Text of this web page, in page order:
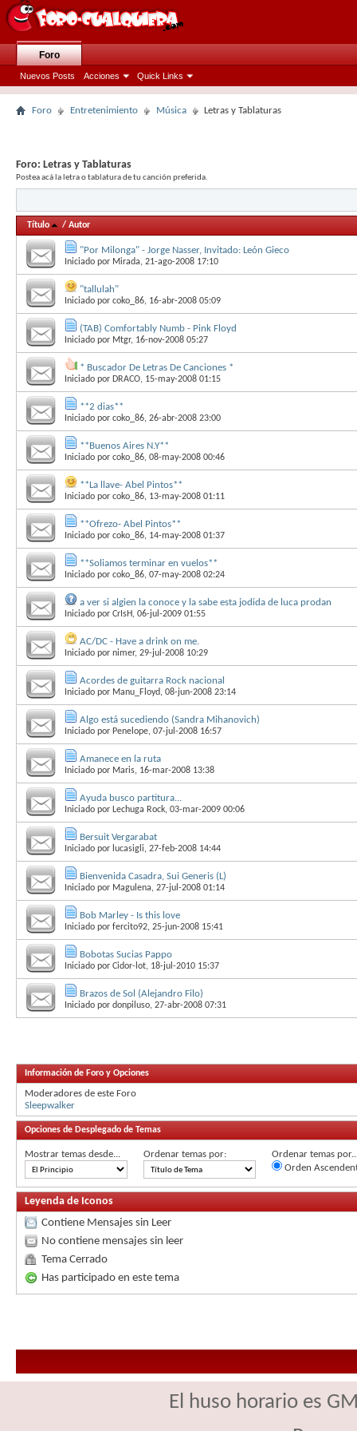
Foro
Nuevos Posts Acciones Quick Links
Foro Entretenimiento Música Letras y Tablaturas
Foro: Letras y Tablaturas
Postea acá la letra o tablatura de tu canción preferida.
Título / Autor
"Por Milonga" - Jorge Nasser, Invitado: León Gieco
Iniciado por Mirada, 21-ago-2008 17:10
"tallulah"
Iniciado por coko_86, 16-abr-2008 05:09
(TAB) Comfortably Numb - Pink Floyd
Iniciado por Mtgr, 16-nov-2008 05:27
* Buscador De Letras De Canciones *
Iniciado por DRACO, 15-may-2008 01:15
**2 dias**
Iniciado por coko_86, 26-abr-2008 23:00
**Buenos Aires N.Y**
Iniciado por coko_86, 08-may-2008 00:46
**La llave- Abel Pintos**
Iniciado por coko_86, 13-may-2008 01:11
**Ofrezo- Abel Pintos**
Iniciado por coko_86, 14-may-2008 01:37
**Soliamos terminar en vuelos**
Iniciado por coko_86, 07-may-2008 02:24
a ver si algien la conoce y la sabe esta jodida de luca prodan
Iniciado por CrIsH, 06-jul-2009 01:55
AC/DC - Have a drink on me.
Iniciado por nimer, 29-jul-2008 10:29
Acordes de guitarra Rock nacional
Iniciado por Manu_Floyd, 08-jun-2008 23:14
Algo está sucediendo (Sandra Mihanovich)
Iniciado por Penelope, 07-jul-2008 16:57
Amanece en la ruta
Iniciado por Maris, 16-mar-2008 13:38
Ayuda busco partitura...
Iniciado por Lechuga Rock, 03-mar-2009 00:06
Bersuit Vergarabat
Iniciado por lucasigli, 27-feb-2008 14:44
Bienvenida Casadra, Sui Generis (L)
Iniciado por Magulena, 27-jul-2008 01:14
Bob Marley - Is this love
Iniciado por fercito92, 25-jun-2008 15:41
Bobotas Sucias Pappo
Iniciado por Cidor-lot, 18-jul-2010 15:37
Brazos de Sol (Alejandro Filo)
Iniciado por donpiluso, 27-abr-2008 07:31
Información de Foro y Opciones
Moderadores de este Foro
Sleepwalker
Opciones de Desplegado de Temas
Mostrar temas desde... Ordenar temas por:
Ordenar temas
Orden
Leyenda de Iconos
Contiene Mensajes sin Leer
No contiene mensajes sin leer
Tema Cerrado
Has participado en este tema
El huso horario es